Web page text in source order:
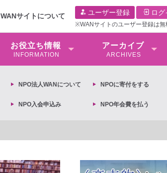
WANサイトについて ユーザー登録 ログ
※WANサイトのユーザー登録は無
お役⽴ち情報
INFORMATION
アーカイブ
ARCHIVES
NPO法⼈WANについて NPOに寄付をする
NPO入会申込み NPO年会費を払う